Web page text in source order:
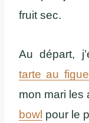
fruit sec.
Au départ,
tarte au
mon mari les
bowl pour le